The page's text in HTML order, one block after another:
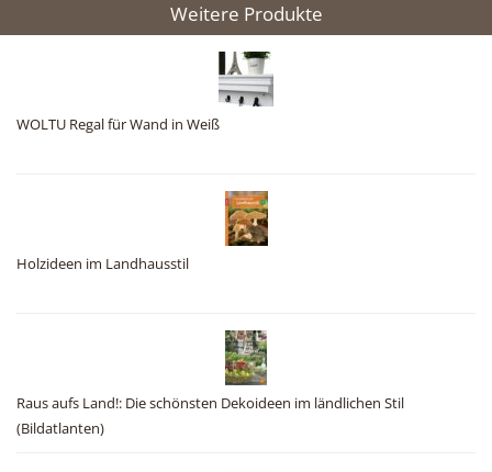
Weitere Produkte
WOLTU Regal für Wand in Weiß
Holzideen im Landhausstil
Raus aufs Land!: Die schönsten Dekoideen im ländlichen Stil
(Bildatlanten)